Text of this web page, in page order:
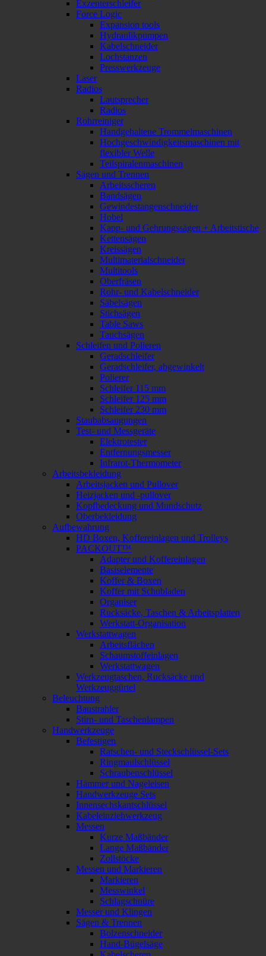
Exzenterschleifer
Force Logic
Expansion tools
Hydraulikpumpen
Kabelschneider
Lochstanzen
Presswerkzeuge
Laser
Radios
Lautsprecher
Radios
Rohrreiniger
Handgehaltene Trommelmaschinen
Hochgeschwindigkeitsmaschinen mit
flexibler Welle
Teilspiralenmaschinen
Sägen und Trennen
Arbeitsscheren
Bandsägen
Gewindestangenschneider
Hobel
Kapp- und Gehrungssägen + Arbeitstische
Kettensägen
Kreissägen
Multimaterialschneider
Multitools
Oberfräsen
Rohr- und Kabelschneider
Säbelsägen
Stichsägen
Table Saws
Tauchsägen
Schleifen und Polieren
Geradschleifer
Geradschleifer, abgewinkelt
Polierer
Schleifer 115 mm
Schleifer 125 mm
Schleifer 230 mm
Staubabsaugungen
Test- und Messgeräte
Elektrotester
Entfernungsmesser
Infrarot-Thermometer
Arbeitsbekleidung
Arbeitsjacken und Pullover
Heizjacken und -pullover
Kopfbedeckung und Mundschutz
Oberbekleidung
Aufbewahrung
HD Boxen, Koffereinlagen und Trolleys
PACKOUT™
Adapter und Koffereinlagen
Basiselemente
Koffer & Boxen
Koffer mit Schubladen
Organiser
Rucksäcke, Taschen & Arbeitsplatten
Werkstatt-Organisation
Werkstattwagen
Arbeitsflächen
Schaumstoffeinlagen
Werkstattwagen
Werkzeugtaschen, Rucksäcke und
Werkzeuggürtel
Beleuchtung
Baustrahler
Stirn- und Taschenlampen
Handwerkzeuge
Befestigen
Ratschen- und Steckschlüssel-Sets
Ringmaulschlüssel
Schraubenschlüssel
Hämmer und Nageleisen
Handwerkzeuge Sets
Innensechskantschlüssel
Kabeleinziehwerkzeug
Messen
Kurze Maßbänder
Lange Maßbänder
Zollstöcke
Messen und Markieren
Markieren
Messwinkel
Schlagschnüre
Messer und Klingen
Sägen & Trennen
Bolzenschneider
Hand-Bügelsäge